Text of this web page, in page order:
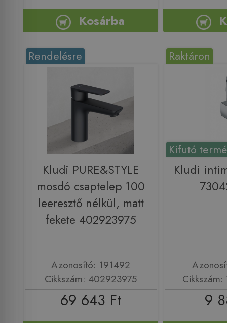
Kosárba
Rendelésre
Kludi PURE&STYLE
mosdó csaptelep 100
leeresztő nélkül, matt
fekete 402923975
Azonosító: 191492
Cikkszám: 402923975
69 643 Ft
Kifutó
Raktáron
Kludi
9